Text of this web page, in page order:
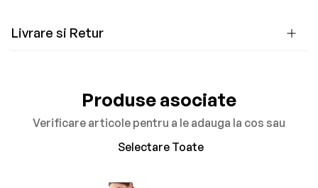
Livrare si Retur
Produse asociate
Verificare articole pentru a le adauga la cos sau
Selectare Toate